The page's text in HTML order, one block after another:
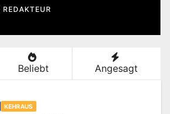
REDAKTEUR
Beliebt Angesagt
KEHRAUS